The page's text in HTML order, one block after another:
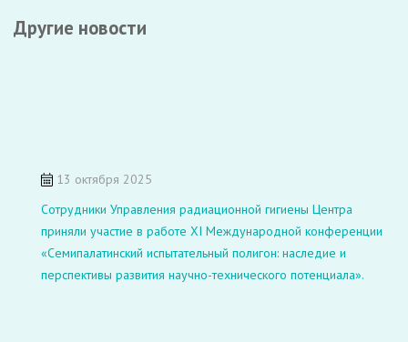
Другие новости
13 октября 2025
Сотрудники Управления радиационной гигиены Центра
приняли участие в работе XI Международной конференции
«Семипалатинский испытательный полигон: наследие и
перспективы развития научно-технического потенциала».